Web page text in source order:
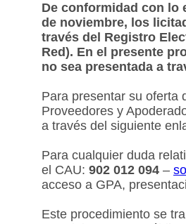
De conformidad con lo
de noviembre, los
través del Registro
Red). En el presente
no sea presentada a
Para presentar su oferta
Proveedores y
a través del siguiente
Para cualquier duda
el CAU: 902 012 094 –
acceso a GPA,
Este procedimiento se